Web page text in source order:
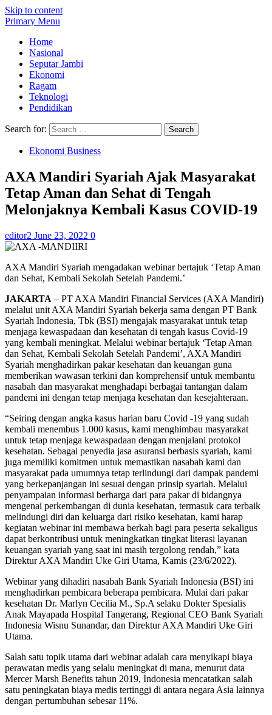
Skip to content
Primary Menu
Home
Nasional
Seputar Jambi
Ekonomi
Ragam
Teknologi
Pendidikan
Search for:
Ekonomi Business
AXA Mandiri Syariah Ajak Masyarakat
Tetap Aman dan Sehat di Tengah
Melonjaknya Kembali Kasus COVID-19
editor2 June 23, 2022 0
AXA Mandiri Syariah mengadakan webinar bertajuk ‘Tetap Aman
dan Sehat, Kembali Sekolah Setelah Pandemi.’
JAKARTA – PT AXA Mandiri Financial Services (AXA Mandiri)
melalui unit AXA Mandiri Syariah bekerja sama dengan PT Bank
Syariah Indonesia, Tbk (BSI) mengajak masyarakat untuk tetap
menjaga kewaspadaan dan kesehatan di tengah kasus Covid-19
yang kembali meningkat. Melalui webinar bertajuk ‘Tetap Aman
dan Sehat, Kembali Sekolah Setelah Pandemi’, AXA Mandiri
Syariah menghadirkan pakar kesehatan dan keuangan guna
memberikan wawasan terkini dan komprehensif untuk membantu
nasabah dan masyarakat menghadapi berbagai tantangan dalam
pandemi ini dengan tetap menjaga kesehatan dan kesejahteraan.
“Seiring dengan angka kasus harian baru Covid -19 yang sudah
kembali menembus 1.000 kasus, kami menghimbau masyarakat
untuk tetap menjaga kewaspadaan dengan menjalani protokol
kesehatan. Sebagai penyedia jasa asuransi berbasis syariah, kami
juga memiliki komitmen untuk memastikan nasabah kami dan
masyarakat pada umumnya tetap terlindungi dari dampak pandemi
yang berkepanjangan ini sesuai dengan prinsip syariah. Melalui
penyampaian informasi berharga dari para pakar di bidangnya
mengenai perkembangan di dunia kesehatan, termasuk cara terbaik
melindungi diri dan keluarga dari risiko kesehatan, kami harap
kegiatan webinar ini membawa berkah bagi para peserta sekaligus
dapat berkontribusi untuk meningkatkan tingkat literasi layanan
keuangan syariah yang saat ini masih tergolong rendah,” kata
Direktur AXA Mandiri Uke Giri Utama, Kamis (23/6/2022).
Webinar yang dihadiri nasabah Bank Syariah Indonesia (BSI) ini
menghadirkan pembicara beberapa pembicara. Mulai dari pakar
kesehatan Dr. Marlyn Cecilia M., Sp.A selaku Dokter Spesialis
Anak Mayapada Hospital Tangerang, Regional CEO Bank Syariah
Indonesia Wisnu Sunandar, dan Direktur AXA Mandiri Uke Giri
Utama.
Salah satu topik utama dari webinar adalah cara menyikapi biaya
perawatan medis yang selalu meningkat di mana, menurut data
Mercer Marsh Benefits tahun 2019, Indonesia mencatatkan salah
satu peningkatan biaya medis tertinggi di antara negara Asia lainnya
dengan pertumbuhan sebesar 11%.